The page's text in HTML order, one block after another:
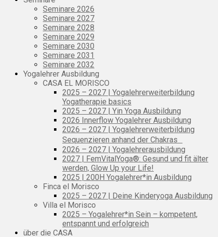
Seminare 2026
Seminare 2027
Seminare 2028
Seminare 2029
Seminare 2030
Seminare 2031
Seminare 2032
Yogalehrer Ausbildung
CASA EL MORISCO
2025 – 2027 | Yogalehrerweiterbildung
Yogatherapie basics
2025 – 2027 | Yin Yoga Ausbildung
2026 Innerflow Yogalehrer Ausbildung
2026 – 2027 | Yogalehrerweiterbildung
Sequenzieren anhand der Chakras
2026 – 2027 | Yogalehrerausbildung
2027 | FemVitalYoga®: Gesund und fit älter
werden, Glow Up your Life!
2025 | 200H Yogalehrer*in Ausbildung
Finca el Morisco
2025 – 2027 | Deine Kinderyoga Ausbildung
Villa el Morisco
2025 – Yogalehrer*in Sein – kompetent,
entspannt und erfolgreich
über die CASA